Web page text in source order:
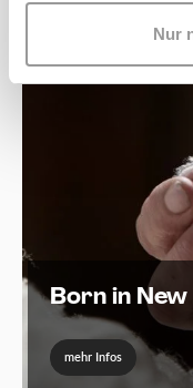
Nur
Born in New
mehr Infos